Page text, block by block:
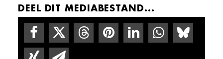
DEEL DIT MEDIABESTAND...